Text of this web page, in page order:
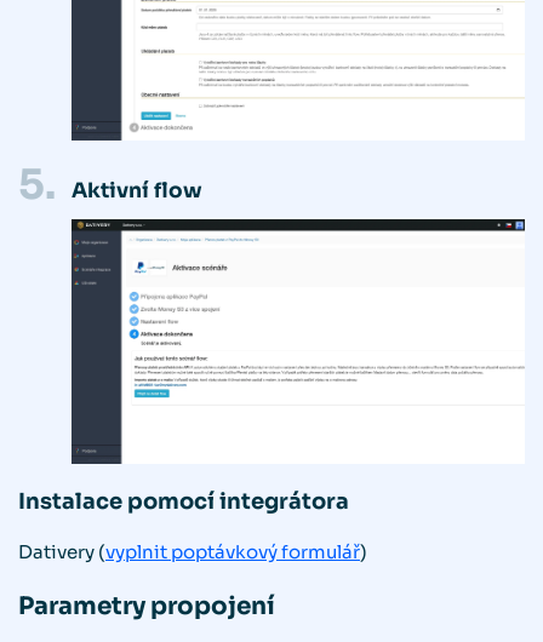
5. Aktivní flow
Instalace pomocí integrátora
Dativery (vyplnit poptávkový formulář)
Parametry propojení